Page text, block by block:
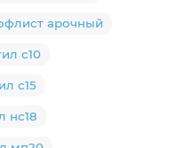
арочный
с10
с15
нс18